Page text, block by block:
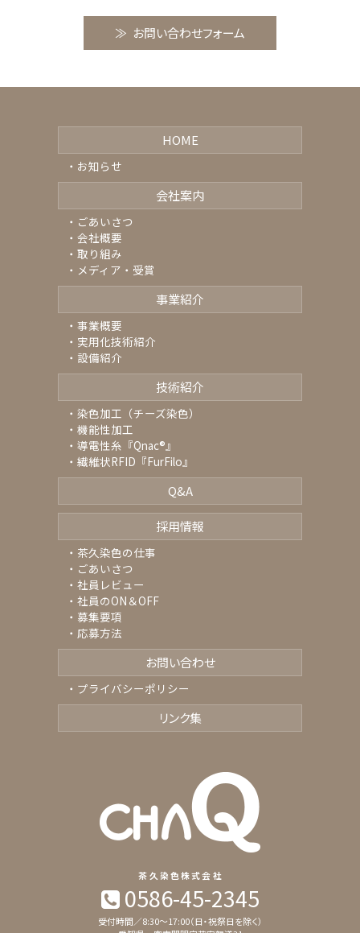
お問い合わせフォーム
HOME
お知らせ
会社案内
ごあいさつ
会社概要
取り組み
メディア・受賞
事業紹介
事業概要
実用化技術紹介
設備紹介
技術紹介
染色加工（チーズ染色）
機能性加工
導電性糸『Qnac®』
繊維状RFID『FurFilo』
Q&A
採用情報
茶久染色の仕事
ごあいさつ
社員レビュー
社員のON＆OFF
募集要項
応募方法
お問い合わせ
プライバシーポリシー
リンク集
茶久染色株式会社
0586-45-2345
受付時間／8:30〜17:00（日・祝祭日を除く）